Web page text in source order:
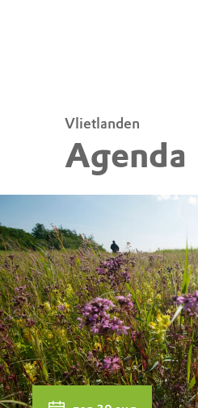
Vlietlanden
Agenda